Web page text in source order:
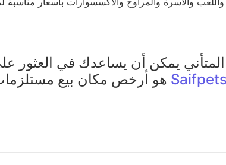
يمكن أن يساعدك في
Saifpets هو أرخص مكان بيع